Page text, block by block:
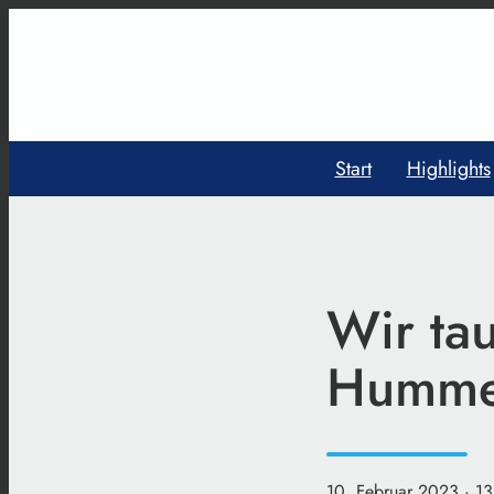
Start Highlights
Wir